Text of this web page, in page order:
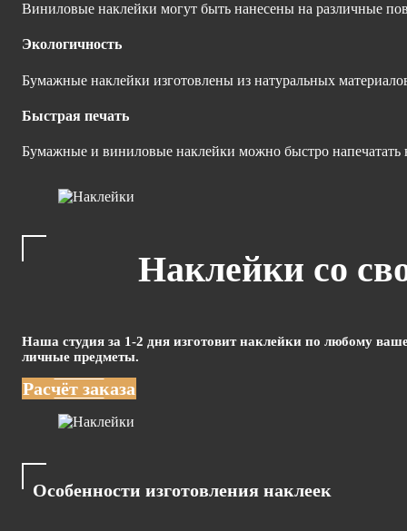
Виниловые наклейки могут быть нанесены на различные
Экологичность
Бумажные наклейки изготовлены из натуральных
Быстрая печать
Бумажные и виниловые наклейки можно быстро напечатать
Наклейки со
Наша студия за 1-2 дня изготовит наклейки по любому
личные предметы.
Расчёт заказа
Особенности изготовления наклеек